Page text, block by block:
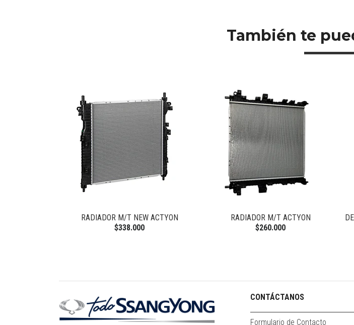
También te
RADIADOR M/T NEW ACTYON
$338.000
RADIADOR M/T ACTYON
$260.000
CONTÁCTANOS
Formulario de Contacto